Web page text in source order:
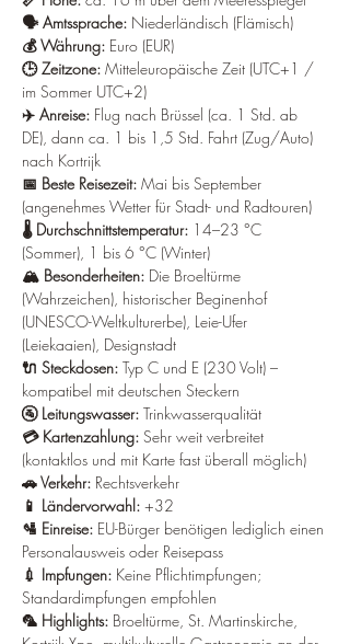
🗣️ Amtssprache: Niederländisch (Flämisch)
💰 Währung: Euro (EUR)
🕒 Zeitzone: Mitteleuropäische Zeit (UTC+1 /
im Sommer UTC+2)
✈️ Anreise: Flug nach Brüssel (ca. 1 Std. ab
DE), dann ca. 1 bis 1,5 Std. Fahrt (Zug/Auto)
nach Kortrijk
📅 Beste Reisezeit: Mai bis September
(angenehmes Wetter für Stadt- und Radtouren)
🌡️ Durchschnittstemperatur: 14–23 °C
(Sommer), 1 bis 6 °C (Winter)
🏔️ Besonderheiten: Die Broeltürme
(Wahrzeichen), historischer Beginenhof
(UNESCO-Weltkulturerbe), Leie-Ufer
(Leiekaaien), Designstadt
🔌 Steckdosen: Typ C und E (230 Volt) –
kompatibel mit deutschen Steckern
🚰 Leitungswasser: Trinkwasserqualität
💳 Kartenzahlung: Sehr weit verbreitet
(kontaktlos und mit Karte fast überall möglich)
🚗 Verkehr: Rechtsverkehr
📱 Ländervorwahl: +32
🛂 Einreise: EU-Bürger benötigen lediglich einen
Personalausweis oder Reisepass
💉 Impfungen: Keine Pflichtimpfungen;
Standardimpfungen empfohlen
🦜 Highlights: Broeltürme, St. Martinskirche,